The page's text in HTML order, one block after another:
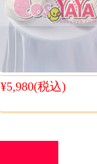
¥5,980(税込)